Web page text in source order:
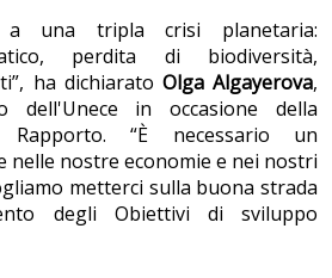
una tripla crisi planetaria:
perdita di biodiversità,
ha dichiarato Olga Algayerova,
dell'Unece in occasione della
Rapporto. “È necessario un
nelle nostre economie e nei nostri
metterci sulla buona strada
degli Obiettivi di sviluppo